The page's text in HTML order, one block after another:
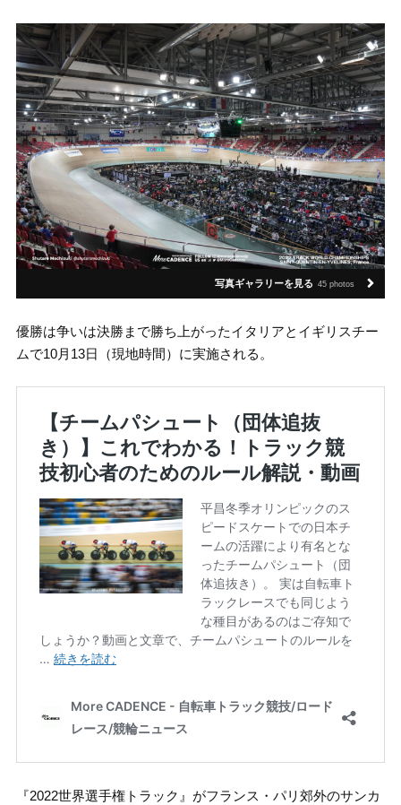
写真ギャラリーを見る 45 photos
優勝は争いは決勝まで勝ち上がったイタリアとイギリスチー
ムで10月13日（現地時間）に実施される。
『2022世界選手権トラック』がフランス・パリ郊外のサンカ